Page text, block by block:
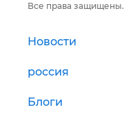
Все права защищены.
Новости
россия
Блоги